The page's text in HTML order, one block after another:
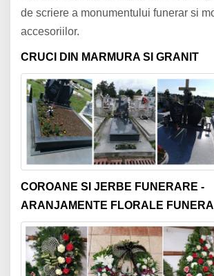
de scriere a monumentului funerar si
accesoriilor.
CRUCI DIN MARMURA SI GRANIT
COROANE SI JERBE FUNERARE -
ARANJAMENTE FLORALE